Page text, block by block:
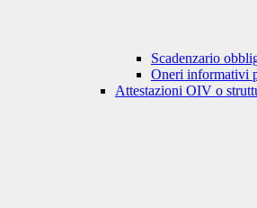
Scadenzario
Oneri informativi
Attestazioni OIV o